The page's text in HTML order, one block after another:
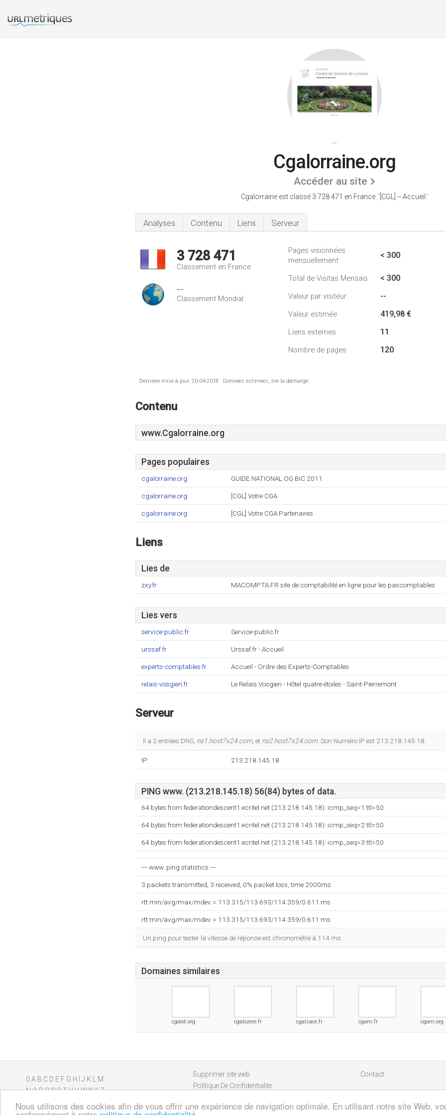
Nous utilisons des cookies afin de vous offrir une expérience de navigation optimale. En utilisant notre site Web,
Cgalorraine.org
Accéder au site
Cgalorraine est classé 3 728 471 en France. '[CGL] -- Accueil.'
Analyses Contenu Liens Serveur
3 728 471
Classement en France
--
Classement Mondial
Pages visionnées
mensuellement
< 300
Total de Visitas Mensais < 300
Valeur par visiteur --
Valeur estimée 419,98 €
Liens externes 11
Nombre de pages 120
Dernière mise à jour: 20-04-2018 . Données estimées, lire la décharge.
Contenu
www.Cgalorraine.org
Pages populaires
cgalorraine.org GUIDE NATIONAL OG BIC 2011
cgalorraine.org [CGL] Votre CGA
cgalorraine.org [CGL] Votre CGA Partenaires
Liens
Lies de
zxy.fr MACOMPTA.FR site de comptabilité en ligne pour les pascomptables
Lies vers
service-public.fr Service-public.fr
urssaf.fr Urssaf.fr - Accueil
experts-comptables.fr Accueil - Ordre des Experts-Comptables
relais-vosgien.fr Le Relais Vosgien - Hôtel quatre étoiles - Saint-Pierremont
Serveur
Il a 2 entrées DNS, ns1.host7x24.com, et ns2.host7x24.com. Son Numéro IP est 213.218.145.18.
IP: 213.218.145.18
PING www. (213.218.145.18) 56(84) bytes of data.
64 bytes from federationdescent1.ecritel.net (213.218.145.18): icmp_seq=1 ttl=50
64 bytes from federationdescent1.ecritel.net (213.218.145.18): icmp_seq=2 ttl=50
64 bytes from federationdescent1.ecritel.net (213.218.145.18): icmp_seq=3 ttl=50
--- www. ping statistics ---
3 packets transmitted, 3 received, 0% packet loss, time 2000ms
rtt min/avg/max/mdev = 113.315/113.693/114.359/0.611 ms
rtt min/avg/max/mdev = 113.315/113.693/114.359/0.611 ms
Un ping pour tester la vitesse de réponse est chronométré à 114 ms.
Domaines similaires
cgalot.org cgalozere.fr cgalsace.fr cgam.fr cgam.org
0 A B C D E F G H J K
M
NOPQRSTUVWXYZ
Supprimer site web
Politique De Confidentialite
Contact